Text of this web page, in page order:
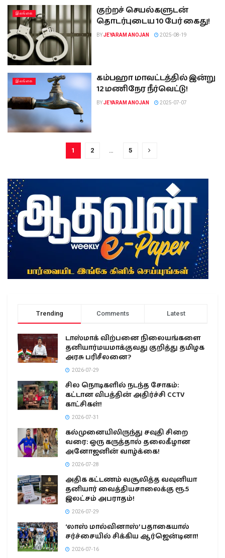
இலங்கை
குற்றச் செயல்களுடன்
தொடர்புடைய 10 பேர் கைது!
BYJEYARAM ANOJAN 2025-08-19
இலங்கை
கம்பஹா மாவட்டத்தில் இன்று
12 மணிநேர நீர்வெட்டு!
BYJEYARAM ANOJAN 2025-07-07
1 2 … 5
Trending Comments Latest
டாஸ்மாக் விற்பனை நிலையங்களை
தனியார்மயமாக்குவது குறித்து தமிழக
அரசு பரிசீலனை?
2026-07-29
சில நொடிகளில் நடந்த சோகம்:
கட்டான விபத்தின் அதிர்ச்சி CCTV
காட்சிகள்!
2026-07-31
கல்முனையிலிருந்து சவுதி சிறை
வரை: ஒரு கருத்தால் தலைகீழான
அனோஜனின் வாழ்க்கை!
2026-07-28
அதிக கட்டணம் வசூலித்த வவுனியா
தனியார் வைத்தியசாலைக்கு ரூ.5
இலட்சம் அபராதம்!
2026-07-29
‘லாஸ் மால்வினாஸ்’ பதாகையால்
சர்ச்சையில் சிக்கிய ஆர்ஜென்டினா!
2026-07-16